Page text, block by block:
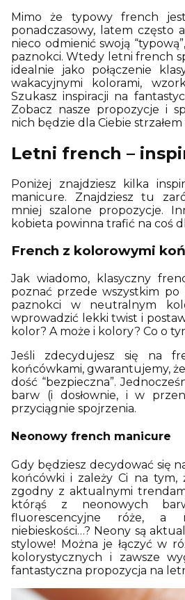
Mimo że typowy french
ponadczasowy, latem często
nieco odmienić swoją
paznokci. Wtedy letni french
idealnie jako połączenie
wakacyjnymi kolorami,
Szukasz inspiracji na
Zobacz nasze propozycje i
nich będzie dla Ciebie
Letni french –
Poniżej znajdziesz kilka
manicure. Znajdziesz tu
mniej szalone propozycje.
kobieta powinna trafić na coś
French z kolorowymi
Jak wiadomo, klasyczny
poznać przede wszystkim po
paznokci w neutralnym
wprowadzić lekki twist i
kolor? A może i kolory? Co o
Jeśli zdecydujesz się na
końcówkami, gwarantujemy,
dość “bezpieczna”.
barw (i dosłownie, i w
przyciągnie spojrzenia.
Neonowy french manicure
Gdy będziesz decydować się
końcówki i zależy Ci na tym,
zgodny z aktualnymi
którąś z neonowych
fluorescencyjne róże,
niebieskości…? Neony są
stylowe! Można je łączyć w
kolorystycznych i zawsze
fantastyczna propozycja na